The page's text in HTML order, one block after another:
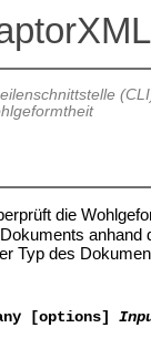
die
anhand
Typ des
[options]